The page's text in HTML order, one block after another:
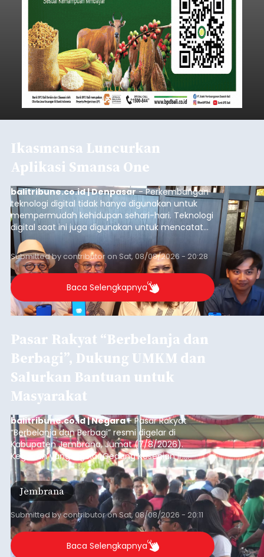
Ikasmansa Luncurkan
Aplikasi Smansa One
balitribune.co.id | Denpasar- Perkembangan
teknologi digital tidak hanya digunakan untuk
mempermudah kehidupan sehari-hari. Teknologi
digital saat ini juga digunakan untuk mencatat
dan mengelola data base alumni dari suatu
sekolah, salah satunya adalah alumni SMA 1
Denpasar.
Submitted bycontributoron Sat, 08/08/2026 - 20:28
Baca Selengkapnya
Pasar Rakyat “Berbelanja dan
Berbagi”, Dukung UMKM dan
Salurkan Bantuan untuk
Masyarakat
balitribune.co.id | Negara- Pasar Rakyat
“Berbelanja dan Berbagi” resmi digelar di
Kabupaten Jembrana, Jumat (7/8/2026).
Kegiatan yang digelar Gedung Kesenian Ir.
Soekarno ini memadukan pemberdayaan
ekonomi masyarakat dengan aksi sosial tersebut
mendapat antusiasme tinggi dan mencatat nilai
transaksi mencapai Rp672.733.200.
Jembrana
Submitted bycontributoronSat, 08/08/2026 - 20:11
Baca Selengkapnya